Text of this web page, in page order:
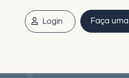
Login Faça